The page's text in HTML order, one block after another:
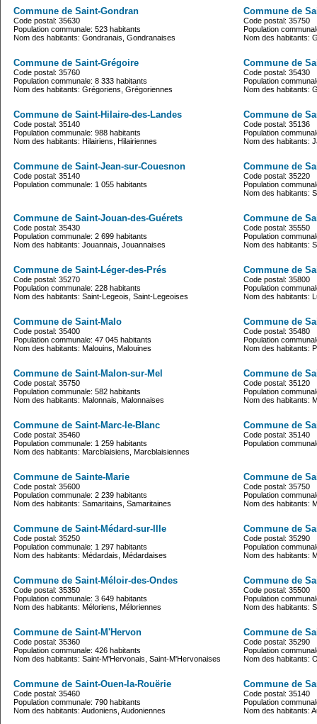
Commune de Saint-Gondran
Code postal: 35630
Population communale: 523 habitants
Nom des habitants: Gondranais, Gondranaises
Commune de
Code postal: 35750
Population
Nom des habitants:
Commune de Saint-Grégoire
Code postal: 35760
Population communale: 8 333 habitants
Nom des habitants: Grégoriens, Grégoriennes
Commune de
Code postal: 35430
Population
Nom des habitants:
Commune de Saint-Hilaire-des-Landes
Code postal: 35140
Population communale: 988 habitants
Nom des habitants: Hilairiens, Hilairiennes
Commune de
Code postal: 35136
Population
Nom des habitants:
Commune de Saint-Jean-sur-Couesnon
Code postal: 35140
Population communale: 1 055 habitants
Commune de
Code postal: 35220
Population
Nom des habitants:
Commune de Saint-Jouan-des-Guérets
Code postal: 35430
Population communale: 2 699 habitants
Nom des habitants: Jouannais, Jouannaises
Commune de
Code postal: 35550
Population
Nom des habitants:
Commune de Saint-Léger-des-Prés
Code postal: 35270
Population communale: 228 habitants
Nom des habitants: Saint-Legeois, Saint-Legeoises
Commune de
Code postal: 35800
Population
Nom des habitants:
Commune de Saint-Malo
Code postal: 35400
Population communale: 47 045 habitants
Nom des habitants: Malouins, Malouines
Commune de
Code postal: 35480
Population
Nom des habitants:
Commune de Saint-Malon-sur-Mel
Code postal: 35750
Population communale: 582 habitants
Nom des habitants: Malonnais, Malonnaises
Commune de
Code postal: 35120
Population
Nom des habitants:
Commune de Saint-Marc-le-Blanc
Code postal: 35460
Population communale: 1 259 habitants
Nom des habitants: Marcblaisiens, Marcblaisiennes
Commune de
Code postal: 35140
Population
Commune de Sainte-Marie
Code postal: 35600
Population communale: 2 239 habitants
Nom des habitants: Samaritains, Samaritaines
Commune de
Code postal: 35750
Population
Nom des habitants:
Commune de Saint-Médard-sur-Ille
Code postal: 35250
Population communale: 1 297 habitants
Nom des habitants: Médardais, Médardaises
Commune de
Code postal: 35290
Population
Nom des habitants:
Commune de Saint-Méloir-des-Ondes
Code postal: 35350
Population communale: 3 649 habitants
Nom des habitants: Méloriens, Méloriennes
Commune de
Code postal: 35500
Population
Nom des habitants:
Commune de Saint-M'Hervon
Code postal: 35360
Population communale: 426 habitants
Nom des habitants: Saint-M'Hervonais, Saint-M'Hervonaises
Commune de
Code postal: 35290
Population
Nom des habitants:
Commune de Saint-Ouen-la-Rouërie
Code postal: 35460
Population communale: 790 habitants
Nom des habitants: Audoniens, Audoniennes
Commune de
Code postal: 35140
Population
Nom des habitants: